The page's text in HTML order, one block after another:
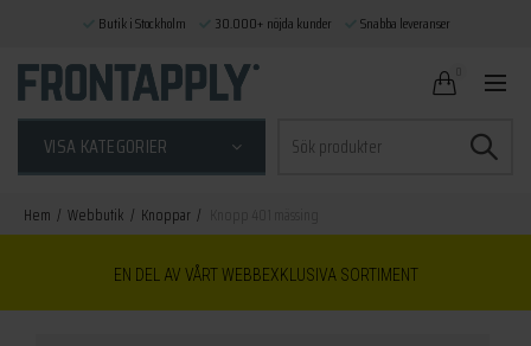
VISA KATEGORIER
efter:
Hem Webbutik Knoppar
EN DEL AV VÅRT WEBBEXKLUSIVA SORTIMENT
Butik i Stockholm 30.000+ nöjda kunder Snabba leveranser